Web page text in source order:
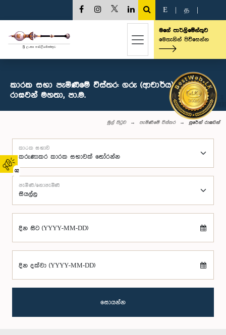
02
E த
මගේ පාර්ලිමේන්තුව
මෙතැනින් පිවිසෙන්න
කාරක සභා පැමිණීමේ විස්තර: ගරු (ආචාර්ය) සුරේන්
රාඝවන් මහතා, පා.ම.
මුල් පිටුව පැමිණීමේ විස්තර සුරේන් රාඝවන්
කාරක සභාව
පැමිණි/නොපැමිණි
දින සිට (YYYY-MM-DD)
දින දක්වා (YYYY-MM-DD)
සොයන්න